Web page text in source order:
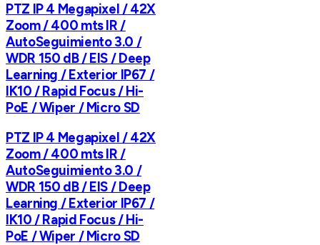
PTZ IP 4 Megapixel / 42X
Zoom / 400 mts IR /
AutoSeguimiento 3.0 /
WDR 150 dB / EIS / Deep
Learning / Exterior IP67 /
IK10 / Rapid Focus / Hi-
PoE / Wiper / Micro SD
PTZ IP 4 Megapixel / 42X
Zoom / 400 mts IR /
AutoSeguimiento 3.0 /
WDR 150 dB / EIS / Deep
Learning / Exterior IP67 /
IK10 / Rapid Focus / Hi-
PoE / Wiper / Micro SD